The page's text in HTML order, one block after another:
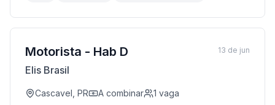
Motorista - Hab D
Elis Brasil
Cascavel, PR A combinar 1 vaga
13 de jun